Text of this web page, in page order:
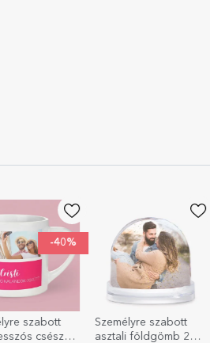
Személyre szabott
asztali földgömb 2
StarGift
ajándékcsomag